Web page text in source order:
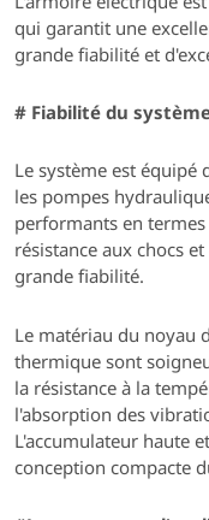
qui garantit une
grande fiabilité et
# Fiabilité du
Le système est
les pompes
performants en
résistance aux chocs
grande fiabilité.
Le matériau du noyau
thermique sont
la résistance à la
l'absorption des
L'accumulateur haute
conception compacte